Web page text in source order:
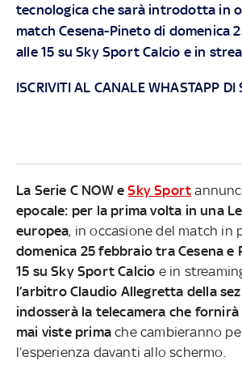
tecnologica che sarà introdotta in
match Cesena-Pineto di domenica
alle15 su Sky Sport Calcio e in
ISCRIVITI AL CANALE WHASTAPP DI
La Serie C NOW eSky Sport
epocale: per la prima volta in una
europea, in occasione del match in
domenica 25 febbraio tra Cesena e
15 su Sky Sport Calcio e in
l’arbitro Claudio Allegretta della
indosserà la telecamera che fornirà
mai viste primache cambieranno
l’esperienza davanti allo schermo.